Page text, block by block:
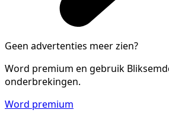
Geen advertenties meer zien?
Word premium en gebruik
onderbrekingen.
Word premium